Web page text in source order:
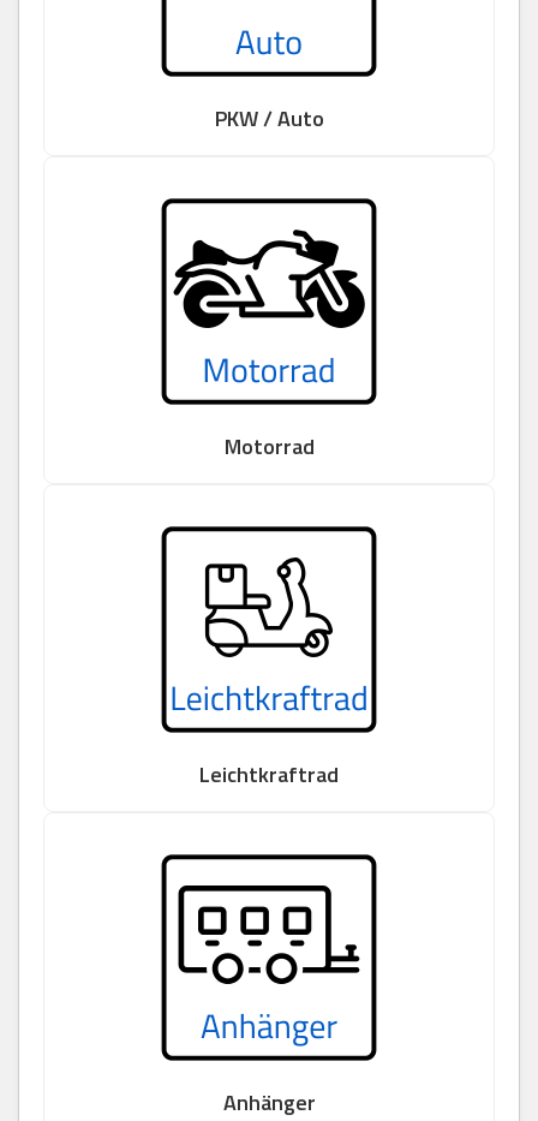
PKW / Auto
Motorrad
Leichtkraftrad
Anhänger